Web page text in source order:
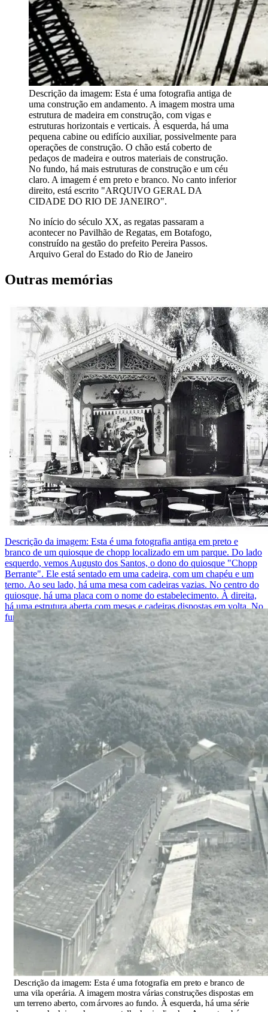
Descrição da imagem: Esta é uma fotografia antiga de
uma construção em andamento. A imagem mostra uma
estrutura de madeira em construção, com vigas e
estruturas horizontais e verticais. À esquerda, há uma
pequena cabine ou edifício auxiliar, possivelmente para
operações de construção. O chão está coberto de
pedaços de madeira e outros materiais de construção.
No fundo, há mais estruturas de construção e um céu
claro. A imagem é em preto e branco. No canto inferior
direito, está escrito "ARQUIVO GERAL DA
CIDADE DO RIO DE JANEIRO".
No início do século XX, as regatas passaram a
acontecer no Pavilhão de Regatas, em Botafogo,
construído na gestão do prefeito Pereira Passos.
Arquivo Geral do Estado do Rio de Janeiro
Outras memórias
Descrição da imagem: Esta é uma fotografia antiga em preto e
branco de um quiosque de chopp localizado em um parque. Do lado
esquerdo, vemos Augusto dos Santos, o dono do quiosque "Chopp
Berrante". Ele está sentado em uma cadeira, com um chapéu e um
terno. Ao seu lado, há uma mesa com cadeiras vazias. No centro do
quiosque, há uma placa com o nome do estabelecimento. À direita,
há uma estrutura aberta com mesas e cadeiras dispostas em volta. No
fundo, vemos árvores e parte de um prédio.
Descrição da imagem: Esta é uma fotografia em preto e branco de
uma vila operária. A imagem mostra várias construções dispostas em
um terreno aberto, com árvores ao fundo. À esquerda, há uma série